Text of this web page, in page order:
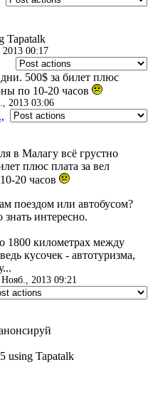
Tapatalk
00:17
500$ за билет плюс
по 10-20 часов
2013 03:06
в Малагу всё грустно
плюс плата за вел
20 часов
поездом или автобусом?
интересно.
1800 километрах между
кусочек - автотуризма,
2013 09:21
using Tapatalk